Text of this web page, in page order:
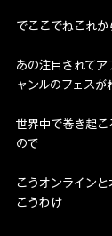
でここでねこれか
あの注目されて
ャンルのフェスが
世界中で巻き起こ
ので
こうオンライン
こうわけ